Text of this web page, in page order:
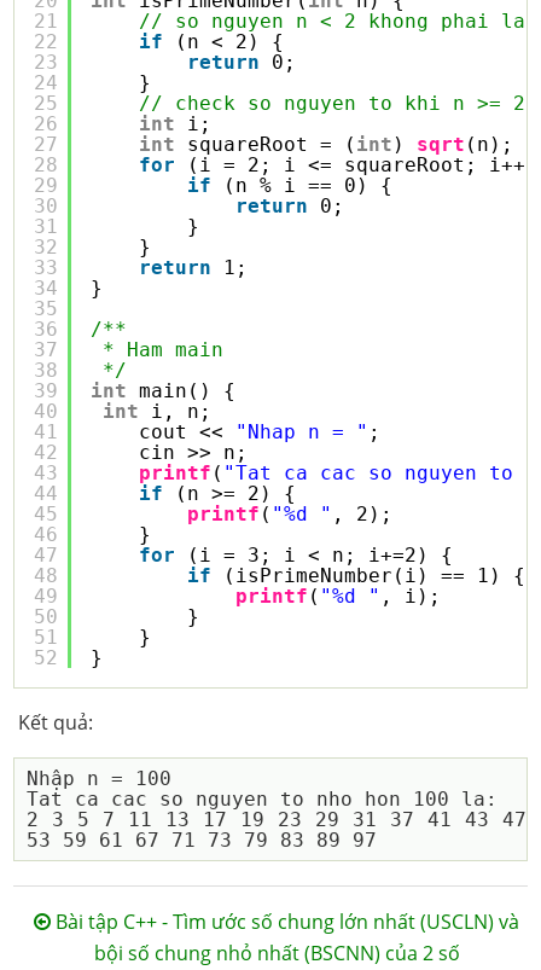
21
22
23
24
25
26
27
28
29
30
31
32
33
34
35
36
37
38
39
40
41
42
43
44
45
46
47
48
49
50
51
52
// so nguyen n < 2 khong phai la
if
(n < 2) {
return
0;
}
// check so nguyen to khi n >= 2
int
i;
int
squareRoot = ( int ) sqrt (n);
for
(i = 2; i <= squareRoot;
if
(n % i == 0) {
return
0;
}
}
return
1;
}
/**
* Ham main
*/
int
main() {
int
i, n;
cout << "Nhap n = " ;
cin >> n;
printf ( "Tat ca cac so nguyen to
if
(n >= 2) {
printf ( "%d " , 2);
}
for
(i = 3; i < n; i+=2) {
if
(isPrimeNumber(i) == 1) {
printf ( "%d " , i);
}
}
}
Kết quả:
Nhập n = 100
Tat ca cac so nguyen to nho hon 100 la:
2 3 5 7 11 13 17 19 23 29 31 37 41 43 47
Bài tập C++ - Tìm ước số chung lớn nhất (USCLN) và
bội số chung nhỏ nhất (BSCNN) của 2 số